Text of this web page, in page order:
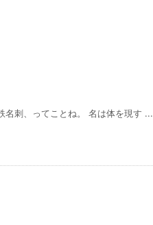
名刺、ってことね。 名は体を現す ...